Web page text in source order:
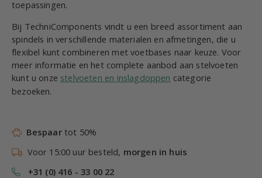
toepassingen.
Bij TechniComponents vindt u een breed assortiment aan
spindels in verschillende materialen en afmetingen, die u
flexibel kunt combineren met voetbases naar keuze. Voor
meer informatie en het complete aanbod aan stelvoeten
kunt u onze stelvoeten en inslagdoppen categorie
bezoeken.
Bespaartot 50%
Voor 15:00 uur besteld, morgen in huis
+31 (0) 416 - 33 00 22